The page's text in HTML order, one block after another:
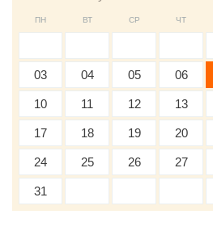
ПН ВТ СР ЧТ
03 04 05 06
10 11 12 13
17 18 19 20
24 25 26 27
31